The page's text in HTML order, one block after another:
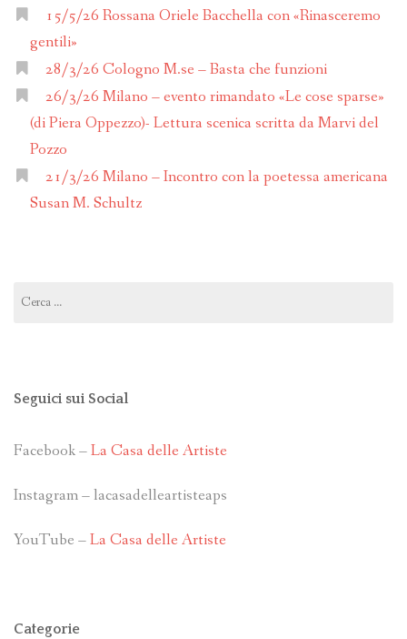
15/5/26 Rossana Oriele Bacchella con «Rinasceremo
gentili»
28/3/26 Cologno M.se – Basta che funzioni
26/3/26 Milano – evento rimandato «Le cose sparse»
(di Piera Oppezzo)- Lettura scenica scritta da Marvi del
Pozzo
21/3/26 Milano – Incontro con la poetessa americana
Susan M. Schultz
per:
Seguici sui Social
Facebook –La Casa delle Artiste
Instagram – lacasadelleartisteaps
YouTube –La Casa delle Artiste
Categorie